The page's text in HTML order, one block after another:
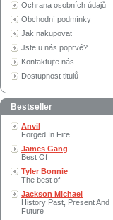
Ochrana osobních údajů
Obchodní podmínky
Jak nakupovat
Jste u nás poprvé?
Kontaktujte nás
Dostupnost titulů
Bestseller
Anvil
Forged In Fire
James Gang
Best Of
Tyler Bonnie
The best of
Jackson Michael
History Past, Present And
Future